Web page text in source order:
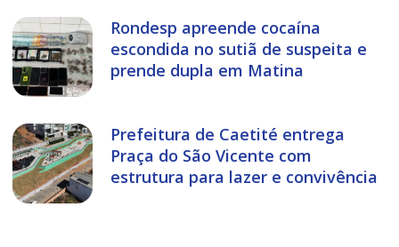
Rondesp apreende cocaína
escondida no sutiã de suspeita e
prende dupla em Matina
Prefeitura de Caetité entrega
Praça do São Vicente com
estrutura para lazer e convivência